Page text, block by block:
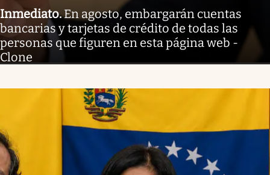
Inmediato.En agosto, embargarán cuentas
bancarias y tarjetas de crédito de todas las
personas que figuren en esta página web -
Clone